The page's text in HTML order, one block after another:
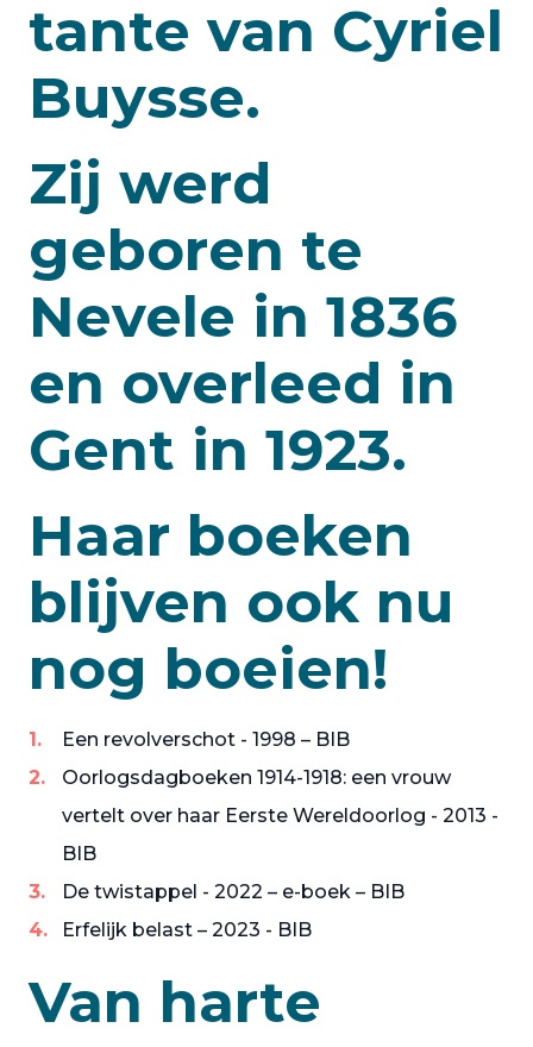
tante van Cyriel
Buysse.
Zij werd
geboren te
Nevele in 1836
en overleed in
Gent in 1923.
Haar boeken
blijven ook nu
nog boeien!
Een revolverschot - 1998 – BIB
Oorlogsdagboeken 1914-1918: een vrouw
vertelt over haar Eerste Wereldoorlog - 2013 -
BIB
De twistappel - 2022 – e-boek – BIB
Erfelijk belast – 2023 - BIB
Van harte